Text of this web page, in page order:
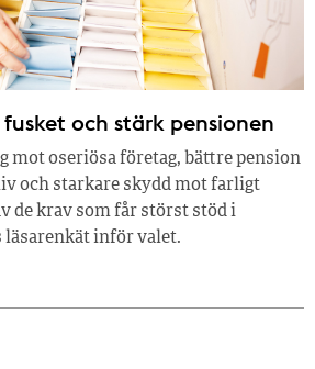
och stärk pensionen
mot oseriösa företag, bättre pension
och starkare skydd mot farligt
de krav som får störst stöd i
inför valet.